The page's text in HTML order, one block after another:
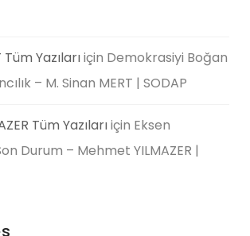
Yazılarıiçin Demokrasiyi Boğan
– M. Sinan MERT | SODAP
Tüm Yazılarıiçin Eksen
Durum – Mehmet YILMAZER |